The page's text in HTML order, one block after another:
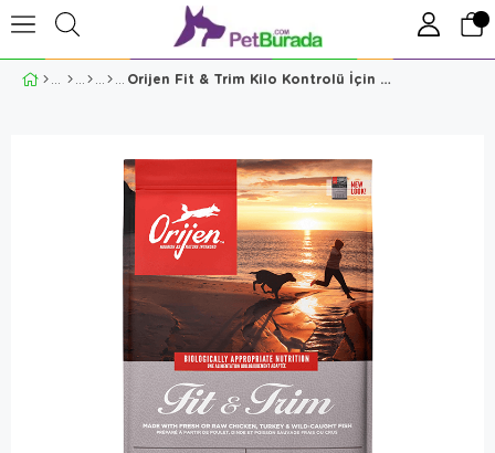
Orijen Fit & Trim Kilo Kontrolü İçin Köpek Maması 11.4 Kg